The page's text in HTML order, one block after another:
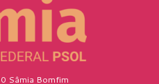
Sâmia Bomfim